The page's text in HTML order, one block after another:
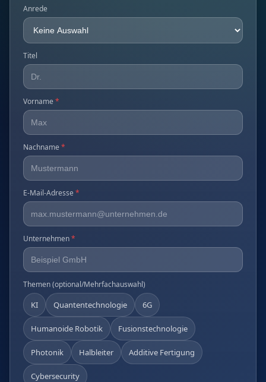
Anrede
Titel
Vorname *
Nachname *
E-Mail-Adresse *
Unternehmen*
Themen (optional/Mehrfachauswahl)
KI Quantentechnologie 6G
Humanoide Robotik Fusionstechnologie
Photonik Halbleiter Additive Fertigung
Cybersecurity